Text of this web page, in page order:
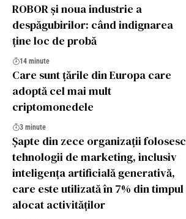
ROBOR și noua industrie a
despăgubirilor: când indignarea
ține loc de probă
14 minute
Care sunt țările din Europa care
adoptă cel mai mult
criptomonedele
3 minute
Șapte din zece organizații folosesc
tehnologii de marketing, inclusiv
inteligența artificială generativă,
care este utilizată în 7% din timpul
alocat activităților